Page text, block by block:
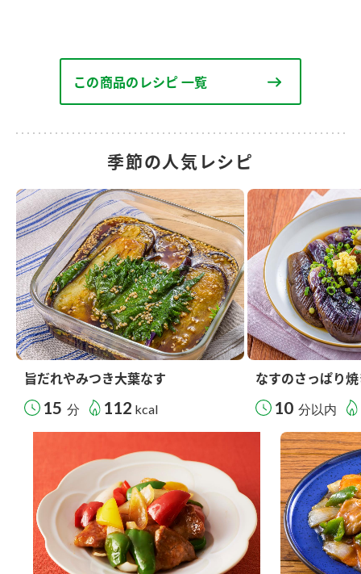
この商品のレシピ 一覧
季節の人気レシピ
旨だれやみつき大葉なす
15 分 112 kcal
なすのさっぱり
10 分以内